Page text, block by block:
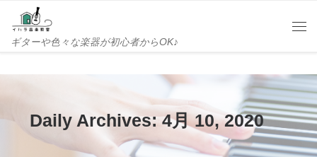
Skip to content
ギターや色々な楽器が初心者からOK♪
Daily Archives:4月 10, 2020